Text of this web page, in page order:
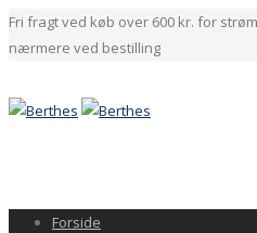
Fri fragt ved køb over 600 kr. for
nærmere ved bestilling
Forside